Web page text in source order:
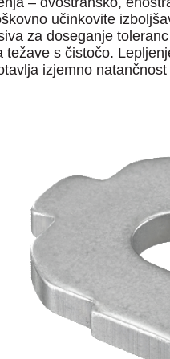
učinkovite
za doseganje
s čistočo.
izjemno